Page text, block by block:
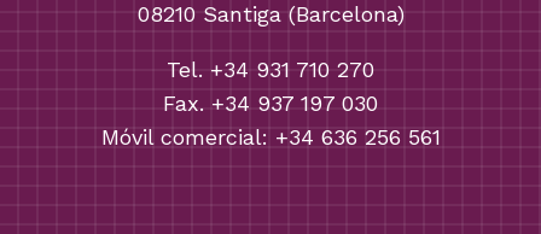
08210 Santiga (Barcelona)
Tel. +34 931 710 270
Fax. +34 937 197 030
Móvil comercial: +34 636 256 561